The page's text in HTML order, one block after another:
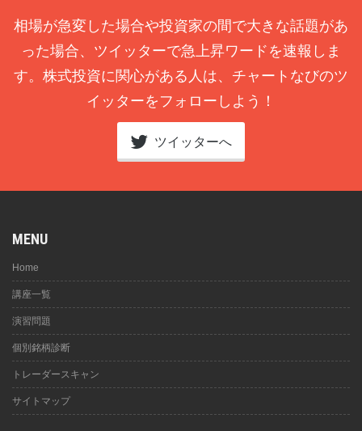
相場が急変した場合や投資家の間で大きな話題があ
った場合、ツイッターで急上昇ワードを速報しま
す。株式投資に関心がある人は、チャートなびのツ
イッターをフォローしよう！
ツイッターへ
MENU
Home
講座一覧
演習問題
個別銘柄診断
トレーダースキャン
サイトマップ